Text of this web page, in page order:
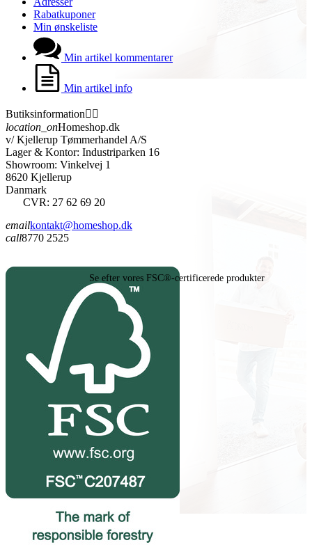
Rabatkuponer
Min ønskeliste
Min artikel kommentarer
Min artikel info
Butiksinformation 
location_onHomeshop.dk
v/ Kjellerup Tømmerhandel A/S
Lager & Kontor: Industriparken 16
Showroom: Vinkelvej 1
8620 Kjellerup
Danmark
CVR: 27 62 69 20
emailkontakt@homeshop.dk
call8770 2525
Se efter vores FSC®-certificerede produkter